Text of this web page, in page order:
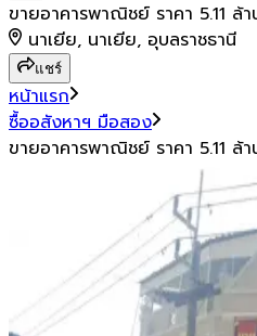
ขายอาคารพาณิชย์ ราคา 5.11 ล้า
นาเยีย, นาเยีย, อุบลราชธานี
แชร์
หน้าแรก
ซื้ออสังหาฯ มือสอง
ขายอาคารพาณิชย์ ราคา 5.11 ล้า